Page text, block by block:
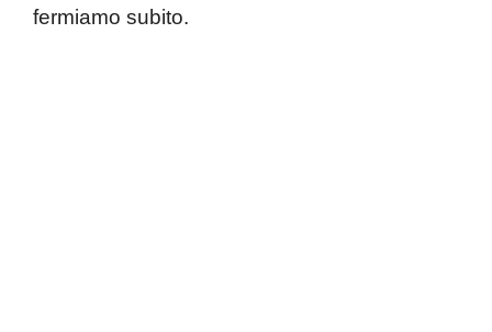
fermiamo subito.